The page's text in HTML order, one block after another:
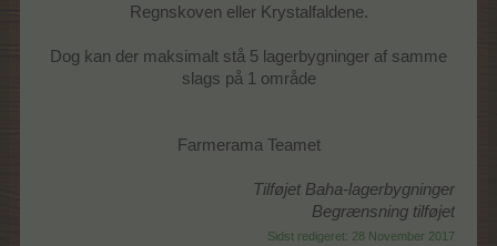
Regnskoven eller Krystalfaldene.
Dog kan der maksimalt stå 5 lagerbygninger af samme
slags på 1 område
Farmerama Teamet
Tilføjet Baha-lagerbygninger
Begrænsning tilføjet
Sidst redigeret: 28 November 2017